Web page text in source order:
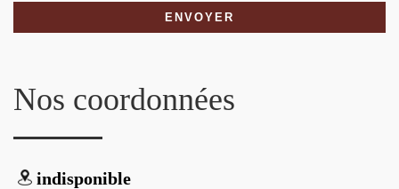
Nos coordonnées
indisponible